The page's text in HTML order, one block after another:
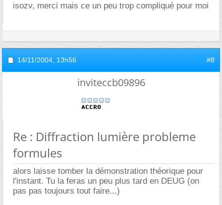
isozv, merci mais ce un peu trop compliqué pour moi
14/11/2004, 13h56 #8
inviteccb09896
Re : Diffraction lumière probleme
formules
alors laisse tomber la démonstration théorique pour
l'instant. Tu la feras un peu plus tard en DEUG (on
pas pas toujours tout faire...)